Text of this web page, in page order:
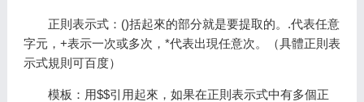
正則表示式：()括起來的部分就是要提取的。.代表任意
字元，+表示一次或多次，*代表出現任意次。（具體正則表
示式規則可百度）
模板：用$$引用起來，如果在正則表示式中有多個正